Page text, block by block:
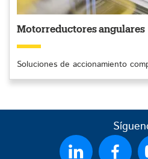
Motorreductores angulares
Soluciones de accionamiento